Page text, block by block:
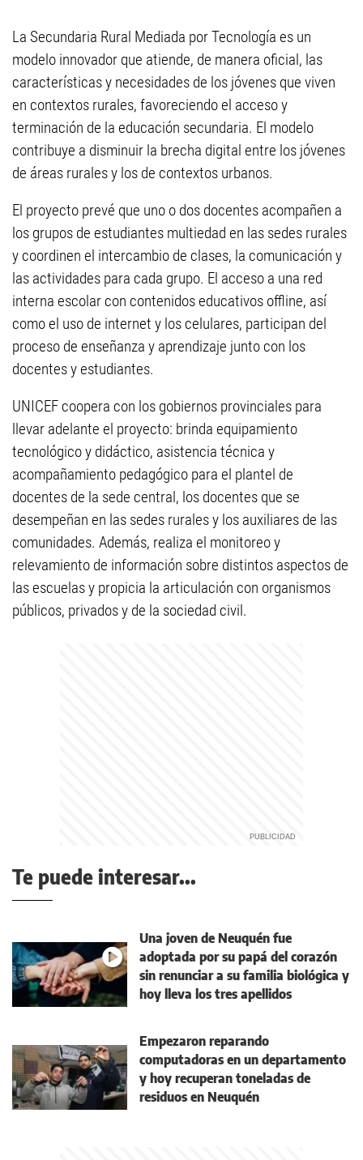
La Secundaria Rural Mediada por Tecnología es un
modelo innovador que atiende, de manera oficial, las
características y necesidades de los jóvenes que viven
en contextos rurales, favoreciendo el acceso y
terminación de la educación secundaria. El modelo
contribuye a disminuir la brecha digital entre los jóvenes
de áreas rurales y los de contextos urbanos.
El proyecto prevé que uno o dos docentes acompañen a
los grupos de estudiantes multiedad en las sedes rurales
y coordinen el intercambio de clases, la comunicación y
las actividades para cada grupo. El acceso a una red
interna escolar con contenidos educativos offline, así
como el uso de internet y los celulares, participan del
proceso de enseñanza y aprendizaje junto con los
docentes y estudiantes.
UNICEF coopera con los gobiernos provinciales para
llevar adelante el proyecto: brinda equipamiento
tecnológico y didáctico, asistencia técnica y
acompañamiento pedagógico para el plantel de
docentes de la sede central, los docentes que se
desempeñan en las sedes rurales y los auxiliares de las
comunidades. Además, realiza el monitoreo y
relevamiento de información sobre distintos aspectos de
las escuelas y propicia la articulación con organismos
públicos, privados y de la sociedad civil.
Te puede interesar...
Una joven de Neuquén fue
adoptada por su papá del corazón
sin renunciar a su familia biológica y
hoy lleva los tres apellidos
Empezaron reparando
computadoras en un departamento
y hoy recuperan toneladas de
residuos en Neuquén